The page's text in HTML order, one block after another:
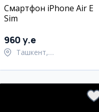
Смартфон iPhone Air E
Sim
960 y.e
Ташкент,